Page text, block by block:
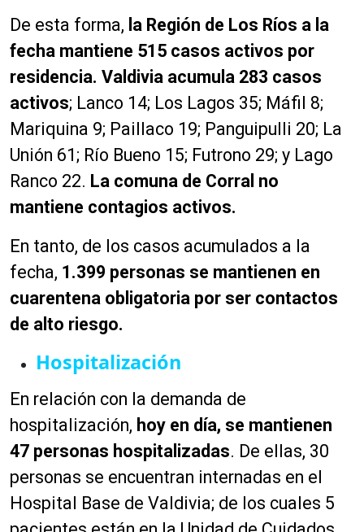
De esta forma, la Región de Los Ríos a la
fecha mantiene 515 casos activos por
residencia. Valdivia acumula 283 casos
activos; Lanco 14; Los Lagos 35; Máfil 8;
Mariquina 9; Paillaco 19; Panguipulli 20; La
Unión 61; Río Bueno 15; Futrono 29; y Lago
Ranco 22. La comuna de Corral no
mantiene contagios activos.
En tanto, de los casos acumulados a la
fecha, 1.399 personas se mantienen en
cuarentena obligatoria por ser contactos
de alto riesgo.
Hospitalización
En relación con la demanda de
hospitalización, hoy en día, se mantienen
47 personas hospitalizadas. De ellas, 30
personas se encuentran internadas en el
Hospital Base de Valdivia; de los cuales 5